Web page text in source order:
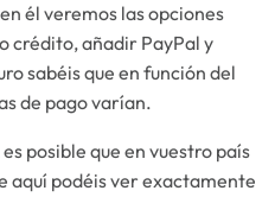
él veremos las opciones
crédito, añadir PayPal y
sabéis que en función del
de pago varían.
posible que en vuestro país
aquí podéis ver exactamente